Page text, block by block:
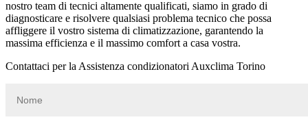
nostro team di tecnici altamente qualificati, siamo in grado di
diagnosticare e risolvere qualsiasi problema tecnico che possa
affliggere il vostro sistema di climatizzazione, garantendo la
massima efficienza e il massimo comfort a casa vostra.
Contattaci per la Assistenza condizionatori Auxclima Torino